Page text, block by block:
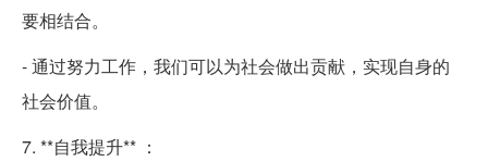
要相结合。
- 通过努力工作，我们可以为社会做出贡献，实现自身的
社会价值。
7. **自我提升** ：